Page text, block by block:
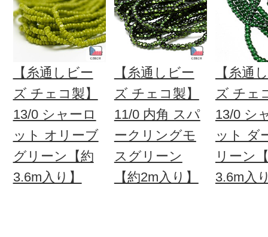
【糸通しビー
ズ チェコ製】
13/0 シャーロ
ット オリーブ
グリーン【約
3.6m入り】
【糸通しビー
ズ チェコ製】
11/0 内角 スパ
ークリングモ
スグリーン
【約2m入り】
【糸通
ズ チェ
13/0 シ
ット ダ
リーン
3.6m入